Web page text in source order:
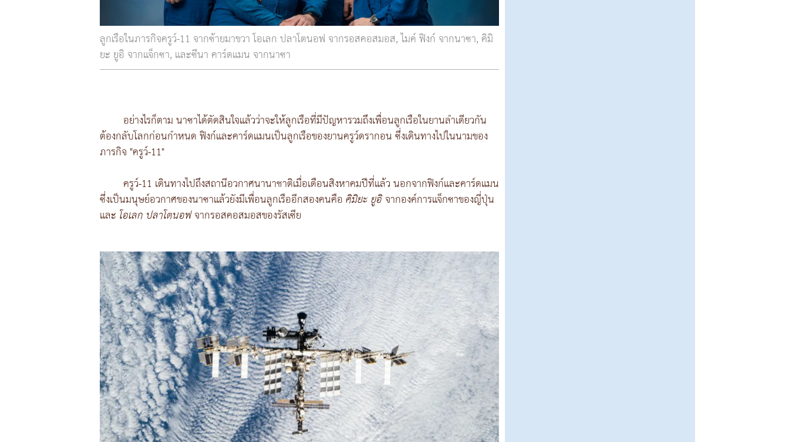
ลูกเรือในภารกิจครูว์-11 จากซ้ายมาขวา โอเลก ปลาโตนอฟ จากรอสคอสมอส, ไมค์ ฟิงก์ จากนาซา, คิมิ
ยะ ยูอิ จากแจ็กซา, และซีนา คาร์ดแมน จากนาซา
อย่างไรก็ตาม นาซาได้ตัดสินใจแล้วว่าจะให้ลูกเรือที่มีปัญหารวมถึงเพื่อนลูกเรือในยานลำเดียวกัน
ต้องกลับโลกก่อนกำหนด ฟิงก์และคาร์ดแมนเป็นลูกเรือของยานครูว์ดรากอน ซึ่งเดินทางไปในนามของ
ภารกิจ "ครูว์-11"
ครูว์-11 เดินทางไปถึงสถานีอวกาศนานาชาติเมื่อเดือนสิงหาคมปีที่แล้ว นอกจากฟิงก์และคาร์ดแมน
ซึ่งเป็นมนุษย์อวกาศของนาซาแล้วยังมีเพื่อนลูกเรืออีกสองคนคือคิมิยะ ยูอิจากองค์การแจ็กซาของญี่ปุ่น
และ โอเลก ปลาโตนอฟจากรอสคอสมอสของรัสเซีย